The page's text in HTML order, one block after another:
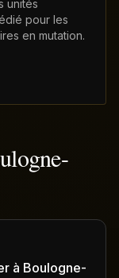
unités
pour les
en mutation.
à Boulogne-